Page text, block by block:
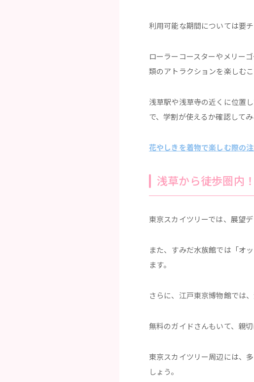
利用可能な期間については要チ
ローラーコースターやメリー
類のアトラクションを楽しむこ
浅草駅や浅草寺の近くに位置
で、学割が使えるか確認してみ
花やしきを着物で楽しむ際の
浅草から徒歩圏内
東京スカイツリーでは、展望
また、すみだ水族館では「オ
ます。
さらに、江戸東京博物館では
無料のガイドさんもいて、親切
東京スカイツリー周辺には、
しょう。